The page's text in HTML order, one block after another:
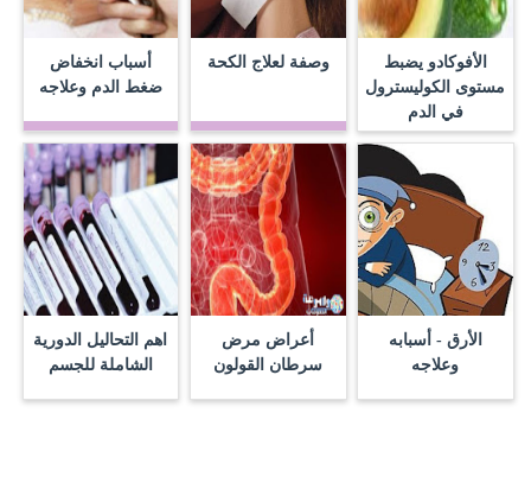
الأفوكادو يضبط
مستوى الكوليسترول
في الدم
وصفة لعلاج الكحة
أسباب انخفاض
ضغط الدم وعلاجه
الأرق - أسبابه
وعلاجه
أعراض مرض
سرطان القولون
اهم التحاليل الدورية
الشاملة للجسم